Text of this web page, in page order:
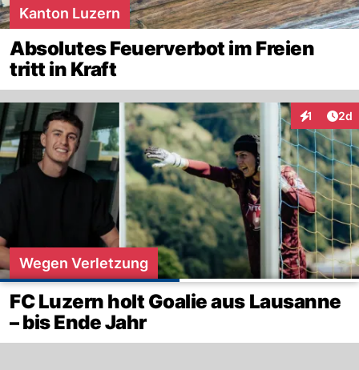
Kanton Luzern
Absolutes Feuerverbot im Freien
tritt in Kraft
1 2d
Wegen Verletzung
FC Luzern holt Goalie aus Lausanne
– bis Ende Jahr